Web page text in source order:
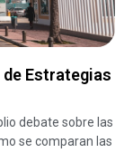
de Estrategias
debate sobre las
se comparan las